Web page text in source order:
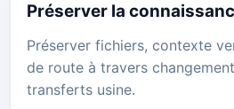
Préserver la
Préserver fichiers, contexte
de route à travers
transferts usine.